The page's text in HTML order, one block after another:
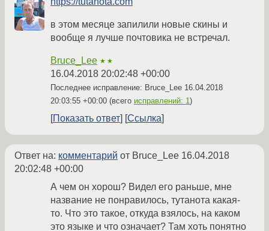
в этом месяце запилили новые скины и
вообще я лучше почтовика не встречал.
Bruce_Lee ★★
16.04.2018 20:02:48 +00:00
Последнее исправление: Bruce_Lee 16.04.2018
20:03:55 +00:00 (всего исправлений: 1)
Показать ответ Ссылка
Ответ на: комментарий от Bruce_Lee 16.04.2018
20:02:48 +00:00
А чем он хорош? Видел его раньше, мне
название не понравилось, тутанота какая-
то. Что это такое, откуда взялось, на каком
это языке и что означает? Там хоть понятно